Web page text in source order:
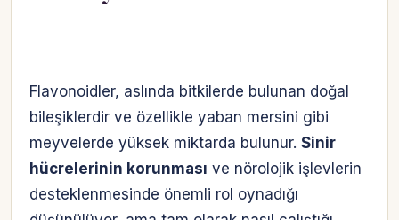
Flavonoidler, aslında bitkilerde bulunan doğal
bileşiklerdir ve özellikle yaban mersini gibi
meyvelerde yüksek miktarda bulunur. Sinir
hücrelerinin korunması ve nörolojik işlevlerin
desteklenmesinde önemli rol oynadığı